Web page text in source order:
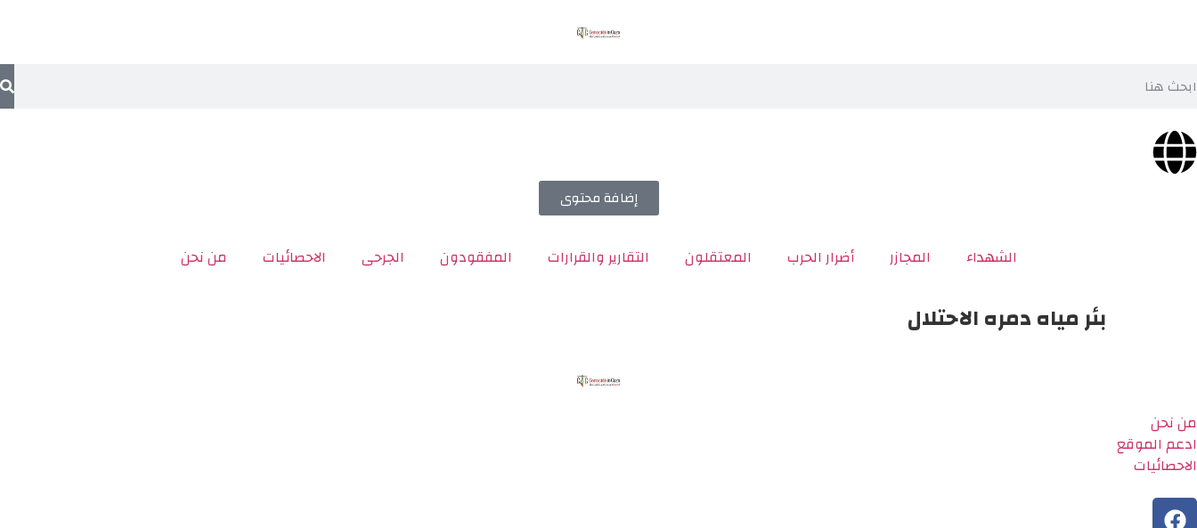
إضافة محتوى
الشهداء المجازر أضرار الحرب المعتقلون التقارير والقرارات المفقودون الجرحى الاحصائيات من نحن
بئر مياه دمره الاحتلال
من نحن
ادعم الموقع
الاحصائيات